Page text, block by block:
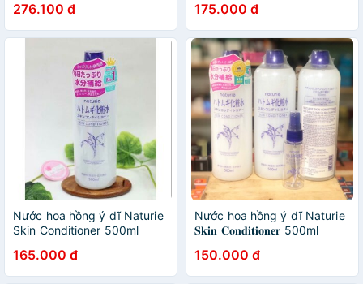
276.100 đ 175.000 đ
Nước hoa hồng ý dĩ Naturie
Skin Conditioner 500ml
165.000 đ
Nước hoa hồng ý dĩ Naturie
𝐒𝐤𝐢𝐧 𝐂𝐨𝐧𝐝𝐢𝐭𝐢𝐨𝐧𝐞𝐫 500ml
150.000 đ